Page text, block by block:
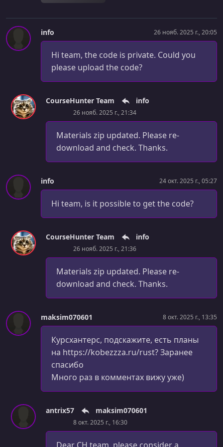
Tip -> devcontainers
УРОК 29. 00:05:55
Add 2 entry points, one for training, one for REST API
00:02:35
Questions and answers
УРОК 31.
Building a minimal API with health endpoint - Part 1
УРОК 33. 00:22:20
Adding a predict endpoint to our REST API
00:02:34
Tip -> How to break a large problem into smaller (easier)
УРОК 35.
Download model artifact from AWS S3 bucket
Refactorings -> Break our lib.rs into separate files
УРОК 37.
Adding CLI parameters for training using Clap
00:07:39
Loading the model from S3 into memory
Adding model to the AppState so we can use it in our
predict functions - Part 1
УРОК 40.
Adding model to the AppState so we can use it in our
predict functions - Part 2
info 26 нояб. 2025 г., 20:05
Hi team, the code is private. Could you
please upload the code?
CourseHunter Team info
26 нояб. 2025 г., 21:34
Materials zip updated. Please re-
download and check. Thanks.
info 24 окт. 2025 г., 05:27
Hi team, is it possible to get the code?
CourseHunter Team info
26 нояб. 2025 г., 21:36
Materials zip updated. Please re-
download and check. Thanks.
maksim070601 8 окт. 2025 г., 13:35
Курсхантерс, подскажите, есть планы
на https://kobezzza.ru/rust? Заранее
спасибо
Много раз в комментах вижу уже)
antrix57 maksim070601
8 окт. 2025 г., 16:30